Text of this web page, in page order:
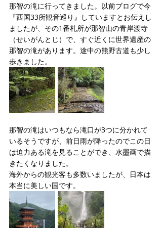
那智の滝に行ってきました。以前ブログで今
『西国33所観音巡り』していますとお伝えし
ましたが、その1番札所が那智山の青岸渡寺
（せいがんとじ）で、すぐ近くに世界遺産の
那智の滝があります。途中の熊野古道も少し
歩きました。
那智の滝はいつもなら滝口が3つに分かれて
いるそうですが、前日雨が降ったのでこの日
は迫力ある滝を見ることができ、水墨画で描
きたくなりました。
海外からの観光客も多数いましたが、日本は
本当に美しい国です。